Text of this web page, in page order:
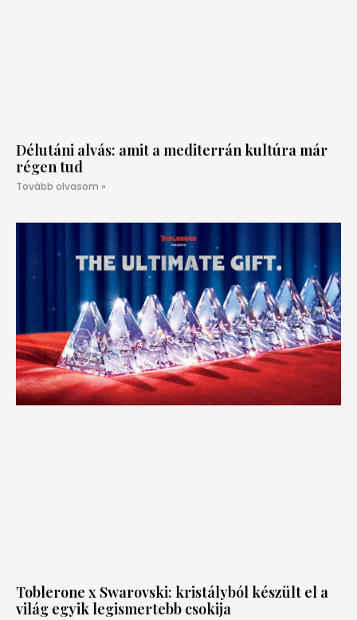
Délutáni alvás: amit a mediterrán kultúra már
régen tud
Tovább olvasom »
Toblerone x Swarovski: kristályból készült el a
világ egyik legismertebb csokija